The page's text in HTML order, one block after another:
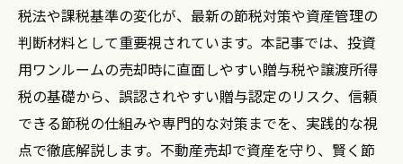
税法や課税基準の変化が、最新の節税対策や資産管理の
判断材料として重要視されています。本記事では、投資
用ワンルームの売却時に直面しやすい贈与税や譲渡所得
税の基礎から、誤認されやすい贈与認定のリスク、信頼
できる節税の仕組みや専門的な対策までを、実践的な視
点で徹底解説します。不動産売却で資産を守り、賢く節